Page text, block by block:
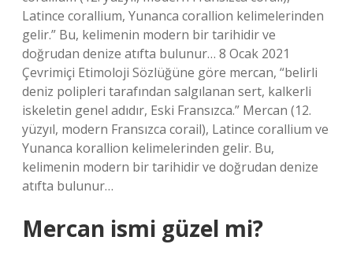
Latince corallium, Yunanca corallion kelimelerinden
gelir.” Bu, kelimenin modern bir tarihidir ve
doğrudan denize atıfta bulunur… 8 Ocak 2021
Çevrimiçi Etimoloji Sözlüğüne göre mercan, “belirli
deniz polipleri tarafından salgılanan sert, kalkerli
iskeletin genel adıdır, Eski Fransızca.” Mercan (12.
yüzyıl, modern Fransızca corail), Latince corallium ve
Yunanca korallion kelimelerinden gelir. Bu,
kelimenin modern bir tarihidir ve doğrudan denize
atıfta bulunur…
Mercan ismi güzel mi?